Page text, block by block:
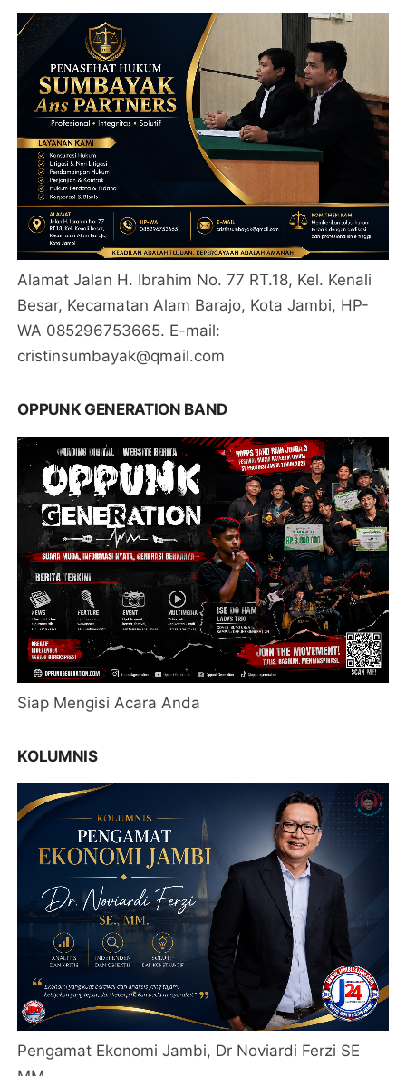
Alamat Jalan H. Ibrahim No. 77 RT.18, Kel. Kenali
Besar, Kecamatan Alam Barajo, Kota Jambi, HP-
WA 085296753665. E-mail:
cristinsumbayak@qmail.com
OPPUNK GENERATION BAND
Siap Mengisi Acara Anda
KOLUMNIS
Pengamat Ekonomi Jambi, Dr Noviardi Ferzi SE